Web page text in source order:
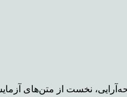
نخست از متن‌های